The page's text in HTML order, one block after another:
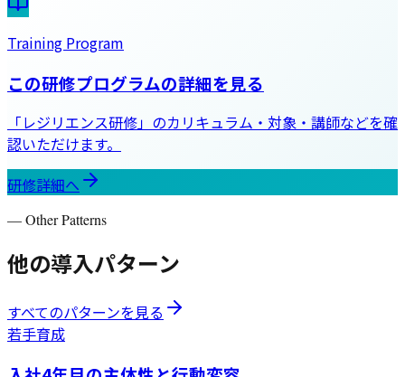
Training Program
この研修プログラムの詳細を見る
「レジリエンス研修」 のカリキュラム・対象・講師などを確
認いただけます。
研修詳細へ
— Other Patterns
他の導入パターン
すべてのパターンを見る
若手育成